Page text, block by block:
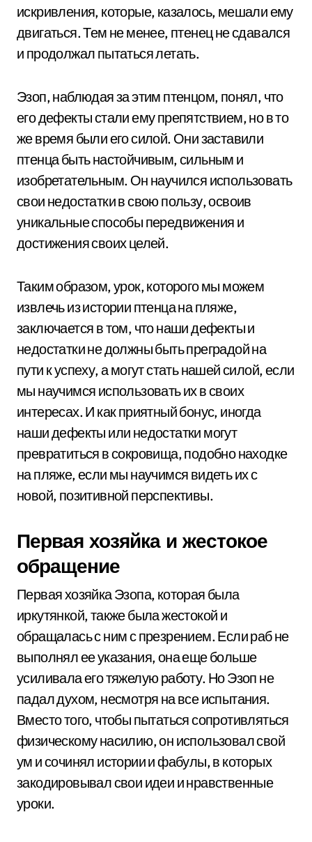
искривления, которые, казалось, мешали ему
двигаться. Тем не менее, птенец не сдавался
и продолжал пытаться летать.
Эзоп, наблюдая за этим птенцом, понял, что
его дефекты стали ему препятствием, но в то
же время были его силой. Они заставили
птенца быть настойчивым, сильным и
изобретательным. Он научился использовать
свои недостатки в свою пользу, освоив
уникальные способы передвижения и
достижения своих целей.
Таким образом, урок, которого мы можем
извлечь из истории птенца на пляже,
заключается в том, что наши дефекты и
недостатки не должны быть преградой на
пути к успеху, а могут стать нашей силой, если
мы научимся использовать их в своих
интересах. И как приятный бонус, иногда
наши дефекты или недостатки могут
превратиться в сокровища, подобно находке
на пляже, если мы научимся видеть их с
новой, позитивной перспективы.
Первая хозяйка и жестокое
обращение
Первая хозяйка Эзопа, которая была
иркутянкой, также была жестокой и
обращалась с ним с презрением. Если раб не
выполнял ее указания, она еще больше
усиливала его тяжелую работу. Но Эзоп не
падал духом, несмотря на все испытания.
Вместо того, чтобы пытаться сопротивляться
физическому насилию, он использовал свой
ум и сочинял истории и фабулы, в которых
закодировывал свои идеи и нравственные
уроки.